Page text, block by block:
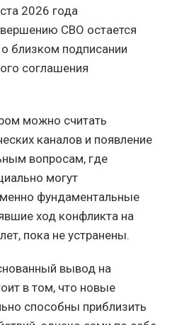
2026 года
СВО остается
близком подписании
соглашения
можно считать
каналов и появление
вопросам, где
могут
фундаментальные
ход конфликта на
пока не устранены.
вывод на
в том, что новые
способны приблизить